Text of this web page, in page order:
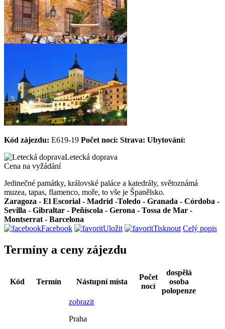
Kód zájezdu: E619-19 Počet nocí: Strava: Ubytování:
Letecká doprava
Cena na vyžádání
Jedinečné památky, královské paláce a katedrály, světoznámá
muzea, tapas, flamenco, moře, to vše je Španělsko.
Zaragoza - El Escorial - Madrid -Toledo - Granada - Córdoba -
Sevilla - Gibraltar - Peňíscola - Gerona - Tossa de Mar -
Montserrat - Barcelona
Facebook
Uložit Tisknout Celý popis
Termíny a ceny zájezdu
Kód Termín Nástupní místa
Počet
nocí
dospělá
osoba
polopenze
zobrazit
Praha